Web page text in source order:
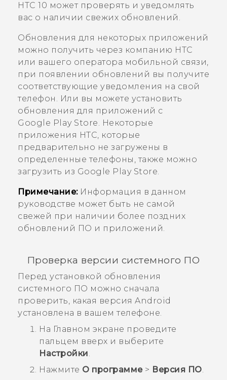
HTC 10 может проверять и уведомлять
вас о наличии свежих обновлений.
Обновления для некоторых приложений
можно получить через компанию HTC
или вашего оператора мобильной связи,
при появлении обновлений вы получите
соответствующие уведомления на свой
телефон. Или вы можете установить
обновления для приложений с
Google Play Store. Некоторые
приложения HTC, которые
предварительно не загружены в
определенные телефоны, также можно
загрузить из Google Play Store.
Примечание:Информация в данном
руководстве может быть не самой
свежей при наличии более поздних
обновлений ПО и приложений.
Проверка версии системного ПО
Перед установкой обновления
системного ПО можно сначала
проверить, какая версия Android
установлена в вашем телефоне.
На Главном экране проведите
пальцем вверх и выберите
Настройки.
Нажмите О программе> Версия ПО.